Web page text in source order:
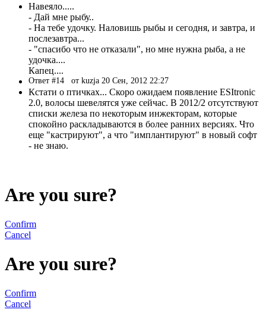
Навеяло.....
- Дай мне рыбу..
- На тебе удочку. Наловишь рыбы и сегодня, и завтра, и
послезавтра...
- "спасибо что не отказали", но мне нужна рыба, а не
удочка....
Капец....
Ответ #14 от kuzja 20 Сен, 2012 22:27
Кстати о птичках... Скоро ожидаем появление ESItronic
2.0, волосы шевелятся уже сейчас. В 2012/2 отсутствуют
списки железа по некоторым инжекторам, которые
спокойно раскладываются в более ранних версиях. Что
еще "кастрируют", а что "имплантируют" в новый софт
- не знаю.
Are you sure?
Confirm
Cancel
Are you sure?
Confirm
Cancel